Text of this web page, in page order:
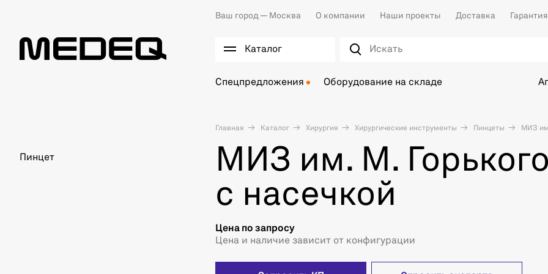
Ваш город — Москва О компании Наши проекты Доставка Гарантия
Каталог
Спецпредложения Оборудование на складе
Главная Каталог Хирургия Хирургические инструменты Пинцеты МИЗ
Пинцет
МИЗ им. М.
с насечкой
Цена по запросу
Цена и наличие зависит от конфигурации